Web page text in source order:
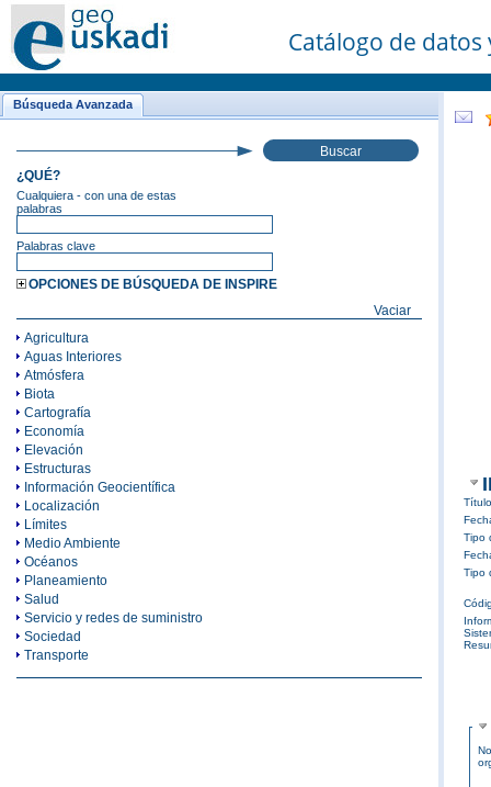
Catálogo de datos
Búsqueda Avanzada
Buscar
¿QUÉ?
Cualquiera - con una de estas
palabras
Palabras clave
OPCIONES DE BÚSQUEDA DE INSPIRE
Vaciar
Agricultura
Aguas Interiores
Atmósfera
Biota
Cartografía
Economía
Elevación
Estructuras
Información Geocientífica
Localización
Límites
Medio Ambiente
Océanos
Planeamiento
Salud
Servicio y redes de suministro
Sociedad
Transporte
Título
Tipo
Tipo